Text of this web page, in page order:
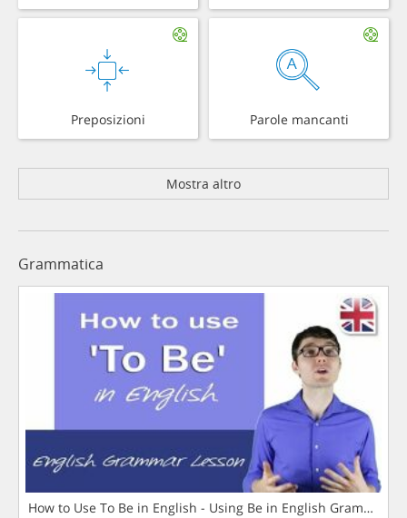
Preposizioni Parole mancanti
Mostra altro
Grammatica
How to Use To Be in English - Using Be in English Grammar